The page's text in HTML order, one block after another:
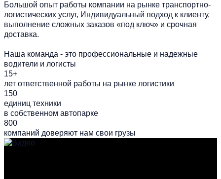
Большой опыт работы компании на рынке транспортно-
логистических услуг, Индивидуальный подход к клиенту,
выполнение сложных заказов «под ключ» и срочная
доставка.
Наша команда - это профессиональные и надежные
водители и логисты
15+
лет ответственной работы на рынке логистики
150
единиц техники
в собственном автопарке
800
компаний доверяют нам свои грузы